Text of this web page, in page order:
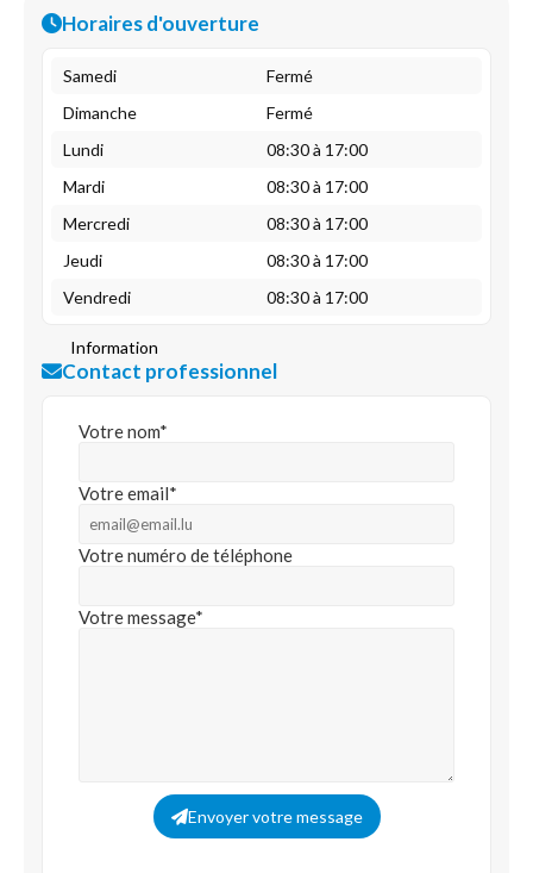
Horaires d'ouverture
Samedi
Fermé
Dimanche
Fermé
Lundi
08:30 à 17:00
Mardi
08:30 à 17:00
Mercredi
08:30 à 17:00
Jeudi
08:30 à 17:00
Vendredi
08:30 à 17:00
Information
Contact professionnel
Votre nom*
Votre email*
Votre numéro de téléphone
Votre message*
Envoyer votre message